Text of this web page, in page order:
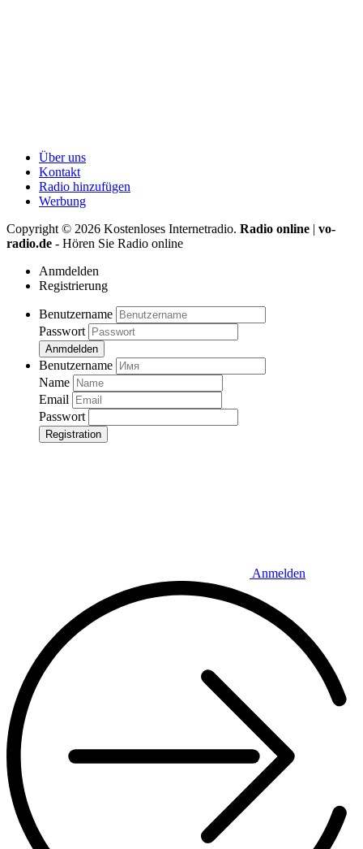
Über uns
Kontakt
Radio hinzufügen
Werbung
Copyright © 2026 Kostenloses Internetradio. Radio online | vo-
radio.de - Hören Sie Radio online
Anmdelden
Registrierung
Benutzername
Passwort
Anmdelden
Benutzername
Name
Email
Passwort
Registration
Anmelden